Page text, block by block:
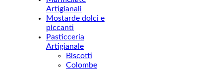
Artigianali
Mostarde dolci e
piccanti
Pasticceria
Artigianale
Biscotti
Colombe